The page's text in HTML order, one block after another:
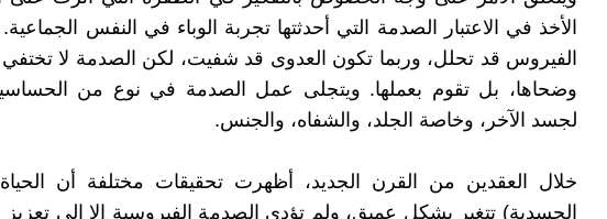
الأخذ في الاعتبار الصدمة التي أحدثتها تجربة الوباء في النفس
الفيروس قد تحلل، وربما تكون العدوى قد شفيت، لكن الصدمة لا
وضحاها، بل تقوم بعملها. ويتجلى عمل الصدمة في نوع من الحساسية
لجسد الآخر، وخاصة الجلد، والشفاه، والجنس.
خلال العقدين من القرن الجديد، أظهرت تحقيقات مختلفة أن الحياة
الجسدية) تتغير بشكل عميق، ولم تؤدي الصدمة الفيروسية إلا إلى تعزيز